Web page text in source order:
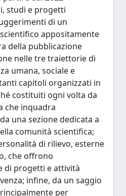
studi e progetti
di un
appositamente
della pubblicazione
nelle tre traiettorie di
umana, sociale e
capitoli organizzati in
costituiti ogni volta da
che inquadra
una sezione dedicata a
comunità scientifica;
di rilievo, esterne
che offrono
di progetti e attività
infine, da un saggio
per